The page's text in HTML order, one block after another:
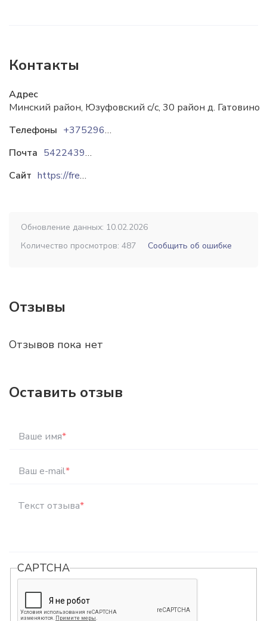
Контакты
Адрес
Минский район, Юзуфовский с/с, 30 район д. Гатовино
Телефоны
+375296998643
Почта
5422439@mail.ru
Сайт
https://freza.by
Обновление данных: 10.02.2026
Количество просмотров: 487
Сообщить об ошибке
Отзывы
Отзывов пока нет
Оставить отзыв
Ваше имя*
Ваш e-mail*
Текст отзыва*
CAPTCHA